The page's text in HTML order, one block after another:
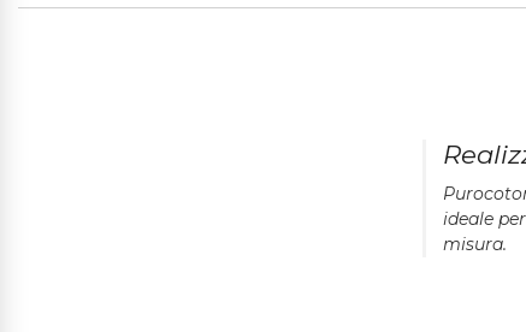
ideale
misura.